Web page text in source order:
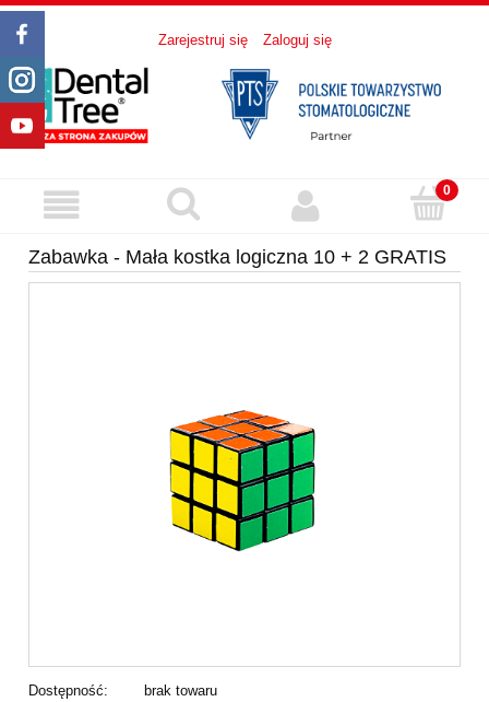
Zarejestruj się Zaloguj się
Zabawka - Mała kostka logiczna 10 + 2 GRATIS
Dostępność: brak towaru